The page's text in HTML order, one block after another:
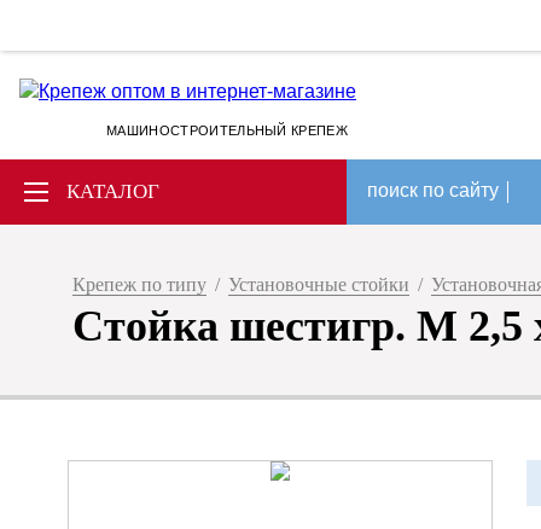
МАШИНОСТРОИТЕЛЬНЫЙ КРЕПЕЖ
КАТАЛОГ поиск по сайту
Крепеж по типу / Установочные стойки /
Стойка шестигр. M